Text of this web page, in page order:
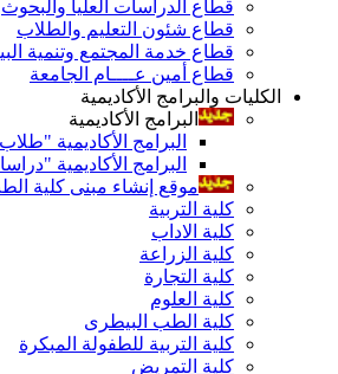
قطاع الدراسات العليا والبحوث
قطاع شئون التعليم والطلاب
قطاع خدمة المجتمع وتنمية
قطاع أمين عــــام الجامعة
الكليات والبرامج الأكاديمية
البرامج الأكاديمية
البرامج الأكاديمية
البرامج الأكاديمية
موقع إنشاء مبنى كلية
كلية التربية
كلية الاداب
كلية الزراعة
كلية التجارة
كلية العلوم
كلية الطب البيطرى
كلية التربية للطفولة المبكرة
كلية التمريض